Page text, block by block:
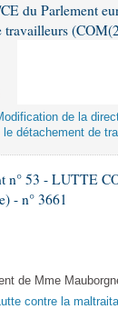
du Parlement
travailleurs
de la
le détachement de
n° 53 - LUTTE
- n° 3661
de Mme
contre la